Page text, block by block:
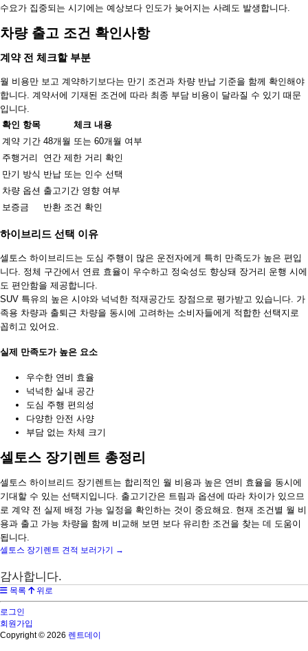
수요가 집중되는 시기에는 예상보다 인도가 늦어지는 사례도 발생합니다.
차량 출고 조건 확인사항
계약 전 체크할 부분
월 비용만 보고 계약하기보다는 만기 조건과 차량 반납 기준을 함께 확인해야
합니다. 계약서에 기재된 조건에 따라 최종 부담 비용이 달라질 수 있기 때문
입니다.
확인 항목
체크 내용
계약 기간 48개월 또는 60개월 여부
주행거리
연간 제한 거리 확인
만기 방식 반납 또는 인수 선택
차량 옵션 출고기간 영향 여부
보증금
반환 조건 확인
하이브리드 선택 이유
셀토스 하이브리드는 도심 주행이 많은 운전자에게 특히 만족도가 높은 편입
니다. 정체 구간에서 연료 효율이 우수하고 정숙성도 향상돼 장거리 운행 시에
도 편안함을 제공합니다.
SUV 특유의 높은 시야와 넉넉한 적재공간도 장점으로 평가받고 있습니다. 가
족용 차량과 출퇴근 차량을 동시에 고려하는 소비자들에게 적합한 선택지로
꼽히고 있어요.
실제 만족도가 높은 요소
우수한 연비 효율
넉넉한 실내 공간
도심 주행 편의성
다양한 안전 사양
부담 없는 차체 크기
셀토스 장기렌트 총정리
셀토스 하이브리드 장기렌트는 합리적인 월 비용과 높은 연비 효율을 동시에
기대할 수 있는 선택지입니다. 출고기간은 트림과 옵션에 따라 차이가 있으므
로 계약 전 실제 배정 가능 일정을 확인하는 것이 중요해요. 현재 조건별 월 비
용과 출고 가능 차량을 함께 비교해 보면 보다 유리한 조건을 찾는 데 도움이
됩니다.
셀토스 장기렌트 견적 보러가기 →
감사합니다.
목록 위로
로그인
회원가입
Copyright © 2026 렌트데이